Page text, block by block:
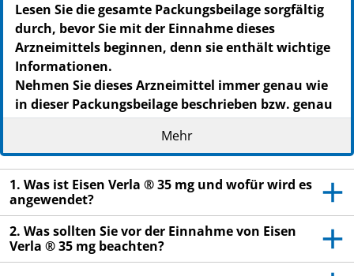
Lesen Sie die gesamte Packungsbeilage sorgfältig
durch, bevor Sie mit der Einnahme dieses
Arzneimittels beginnen, denn sie enthält wichtige
Informationen.
Nehmen Sie dieses Arzneimittel immer genau wie
in dieser Packungsbeilage beschrieben bzw. genau
nach Anweisung Ihres Arztes oder Apothekers ein.
Heben Sie die Packungsbeilage auf. Vielleicht
möchten Sie diese später nochmals lesen.
Fragen Sie Ihren Arzt oder Apotheker, wenn Sie
weitere Informationen oder einen Rat benötigen.
Wenn Sie Nebenwirkungen bemerken, wenden Sie
sich an Ihren Arzt oder Apotheker. Dies gilt auch
Mehr
1. Was ist Eisen Verla ® 35 mg und wofür wird es
angewendet?
2. Was sollten Sie vor der Einnahme von Eisen
Verla ® 35 mg beachten?